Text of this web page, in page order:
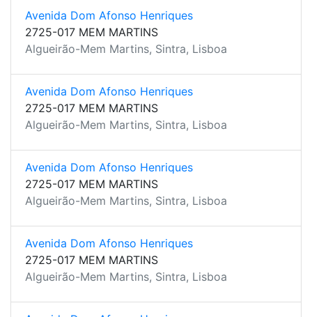
Avenida Dom Afonso Henriques
2725-017 MEM MARTINS
Algueirão-Mem Martins, Sintra, Lisboa
Avenida Dom Afonso Henriques
2725-017 MEM MARTINS
Algueirão-Mem Martins, Sintra, Lisboa
Avenida Dom Afonso Henriques
2725-017 MEM MARTINS
Algueirão-Mem Martins, Sintra, Lisboa
Avenida Dom Afonso Henriques
2725-017 MEM MARTINS
Algueirão-Mem Martins, Sintra, Lisboa